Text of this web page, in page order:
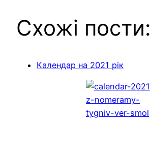
Схожі пости:
Календар на 2021 рік